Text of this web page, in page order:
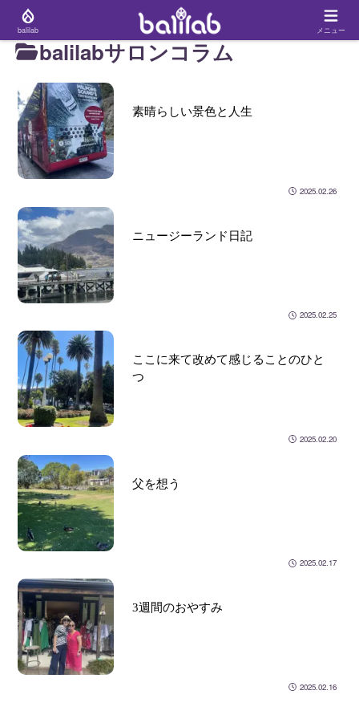
balilabサロンコラム
素晴らしい景色と人生
2025.02.26
ニュージーランド日記
2025.02.25
ここに来て改めて感じることのひと
つ
2025.02.20
父を想う
2025.02.17
3週間のおやすみ
2025.02.16
balilab メニュー